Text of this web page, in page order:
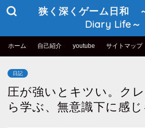
狭く深くゲーム日和
Diary Life～
ホーム 自己紹介 youtube サイトマップ
日記
圧が強いとキツい。ク
ら学ぶ、無意識下に感